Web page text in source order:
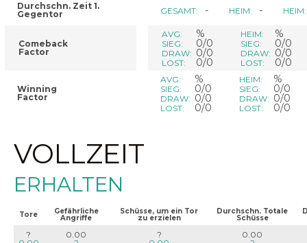
Durchschn. Zeit 1.
Gegentor
Comeback
Factor
Winning
Factor
GESAMT: - HEIM: - HEIM:
AVG: %
SIEG: 0/0
DRAW: 0/0
LOST: 0/0
HEIM: %
SIEG: 0/0
DRAW: 0/0
LOST: 0/0
AVG: %
SIEG: 0/0
DRAW: 0/0
LOST: 0/0
HEIM: %
SIEG: 0/0
DRAW: 0/0
LOST: 0/0
VOLLZEIT
ERHALTEN
Tore Gefährliche
Angriffe
Schüsse, um ein Tor
zu erzielen
Durchschn. Totale
Schüsse
?
0.00
?
0.00